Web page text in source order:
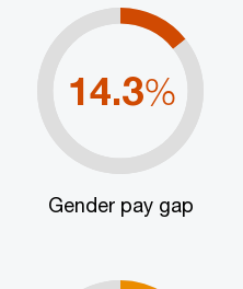
14.3%
Gender pay gap